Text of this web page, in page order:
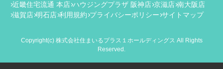
近畿住宅流通 本店 ハウジングプラザ 阪神店 京滋店 南大阪店
滋賀店 明石店 利用規約 プライバシーポリシー サイトマップ
Copyright(c) 株式会社住まいるプラス１ホールディングス All Rights
Reserved.